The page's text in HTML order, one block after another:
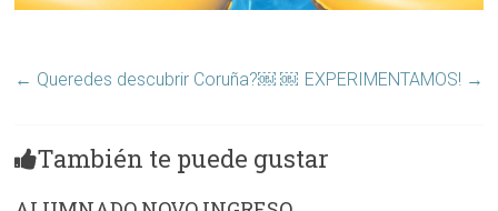
← Queredes descubrir Coruña?￼ ￼ EXPERIMENTAMOS! →
También te puede gustar